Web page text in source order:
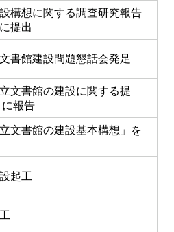
設構想に関する調査研究報告
提出
書館建設問題懇話会発足
立文書館の建設に関する提
報告
立文書館の建設基本構想」を
起工